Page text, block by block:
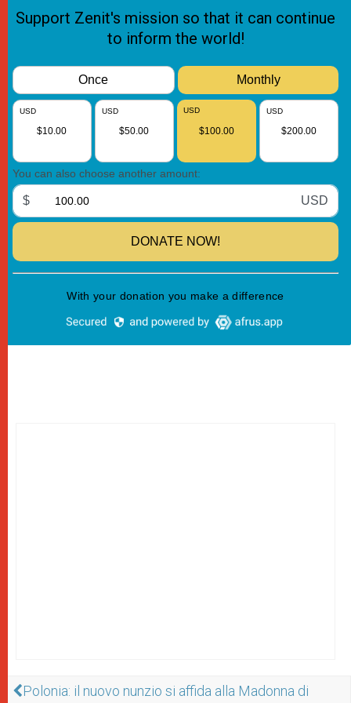
Polonia: il nuovo nunzio si affida alla Madonna di